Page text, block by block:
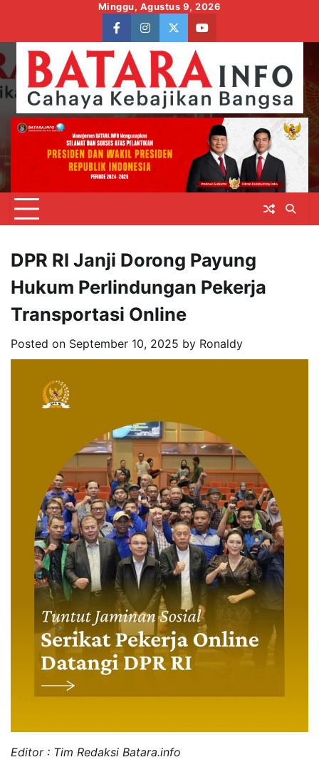
content
Minggu, Agustus 9, 2026
facebookinstagram
twitteryoutube
DPR RI Janji Dorong Payung
Hukum Perlindungan Pekerja
Transportasi Online
Posted on September 10, 2025 by Ronaldy
Editor : Tim Redaksi Batara.info